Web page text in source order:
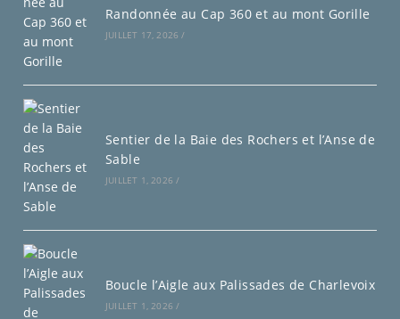
Randonnée au Cap 360 et au mont Gorille
JUILLET 17, 2026 /
Sentier de la Baie des Rochers et l’Anse de
Sable
JUILLET 1, 2026 /
Boucle l’Aigle aux Palissades de Charlevoix
JUILLET 1, 2026 /